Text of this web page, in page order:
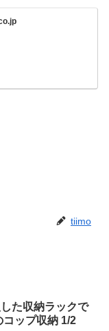
tiimo
た収納ラックで
コップ収納 1/2